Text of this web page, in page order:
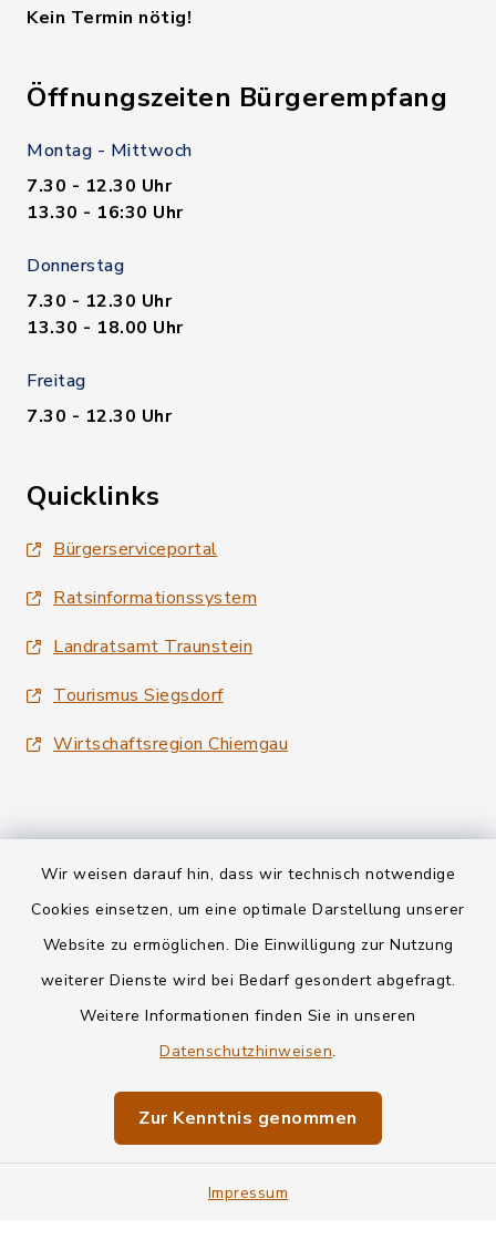
Wir weisen darauf hin, dass wir technisch notwendige
Cookies einsetzen, um eine optimale Darstellung unserer
Website zu ermöglichen. Die Einwilligung zur Nutzung
weiterer Dienste wird bei Bedarf gesondert abgefragt.
Weitere Informationen finden Sie in unseren
Datenschutzhinweisen.
Zur Kenntnis genommen
Impressum
Kein Termin nötig!
Öffnungszeiten Bürgerempfang
Montag - Mittwoch
7.30 - 12.30 Uhr
13.30 - 16:30 Uhr
Donnerstag
7.30 - 12.30 Uhr
13.30 - 18.00 Uhr
Freitag
7.30 - 12.30 Uhr
Quicklinks
Bürgerserviceportal
Ratsinformationssystem
Landratsamt Traunstein
Tourismus Siegsdorf
Wirtschaftsregion Chiemgau
Kontakt
Informationspflichten
Impressum
Sitemap